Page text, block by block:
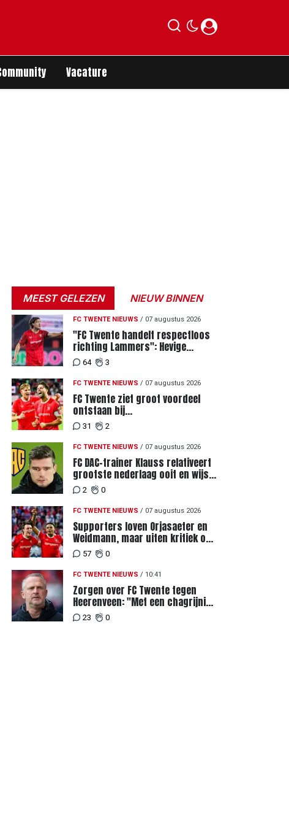
Vacature
MEEST GELEZEN NIEUW BINNEN
FC TWENTE NIEUWS / 07 augustus 2026
"FC Twente handelt respectloos
richting Lammers": Hevige
discussie rondom degradatie tot
derde spits
64 3
FC TWENTE NIEUWS / 07 augustus 2026
FC Twente ziet groot voordeel
ontstaan bij
Eredivisiewedstrijden tegen
Heerenveen en PEC Zwolle
31 2
FC TWENTE NIEUWS / 07 augustus 2026
FC DAC-trainer Klauss relativeert
grootste nederlaag ooit en wijst
naar verschil in selectiewaarden
2 0
FC TWENTE NIEUWS / 07 augustus 2026
Supporters loven Orjasaeter en
Weidmann, maar uiten kritiek op
Weghorst na ruime zege op FC
DAC
57 0
FC TWENTE NIEUWS / 10:41
Zorgen over FC Twente tegen
Heerenveen: "Met een chagrijnig
gevoel richting Slowakije"
23 0